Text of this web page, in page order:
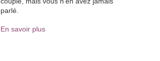
parlé.
En savoir plus